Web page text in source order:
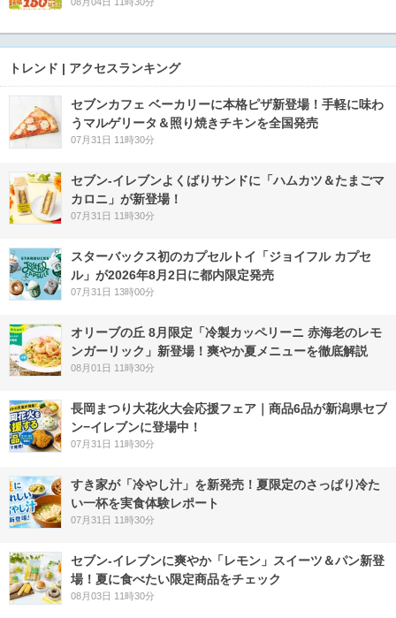
トレンド | アクセスランキング
セブンカフェ ベーカリーに本格ピザ新登場！手軽に味わ
うマルゲリータ＆照り焼きチキンを全国発売
07月31日 11時30分
セブン‐イレブンよくばりサンドに「ハムカツ＆たまごマ
カロニ」が新登場！
07月31日 11時30分
スターバックス初のカプセルトイ「ジョイフル カプセ
ル」が2026年8月2日に都内限定発売
07月31日 13時00分
オリーブの丘 8月限定「冷製カッペリーニ 赤海老のレモ
ンガーリック」新登場！爽やか夏メニューを徹底解説
08月01日 11時30分
長岡まつり大花火大会応援フェア｜商品6品が新潟県セブ
ン−イレブンに登場中！
07月31日 11時30分
すき家が「冷やし汁」を新発売！夏限定のさっぱり冷た
い一杯を実食体験レポート
07月31日 11時30分
セブン‐イレブンに爽やか「レモン」スイーツ＆パン新登
場！夏に食べたい限定商品をチェック
08月03日 11時30分